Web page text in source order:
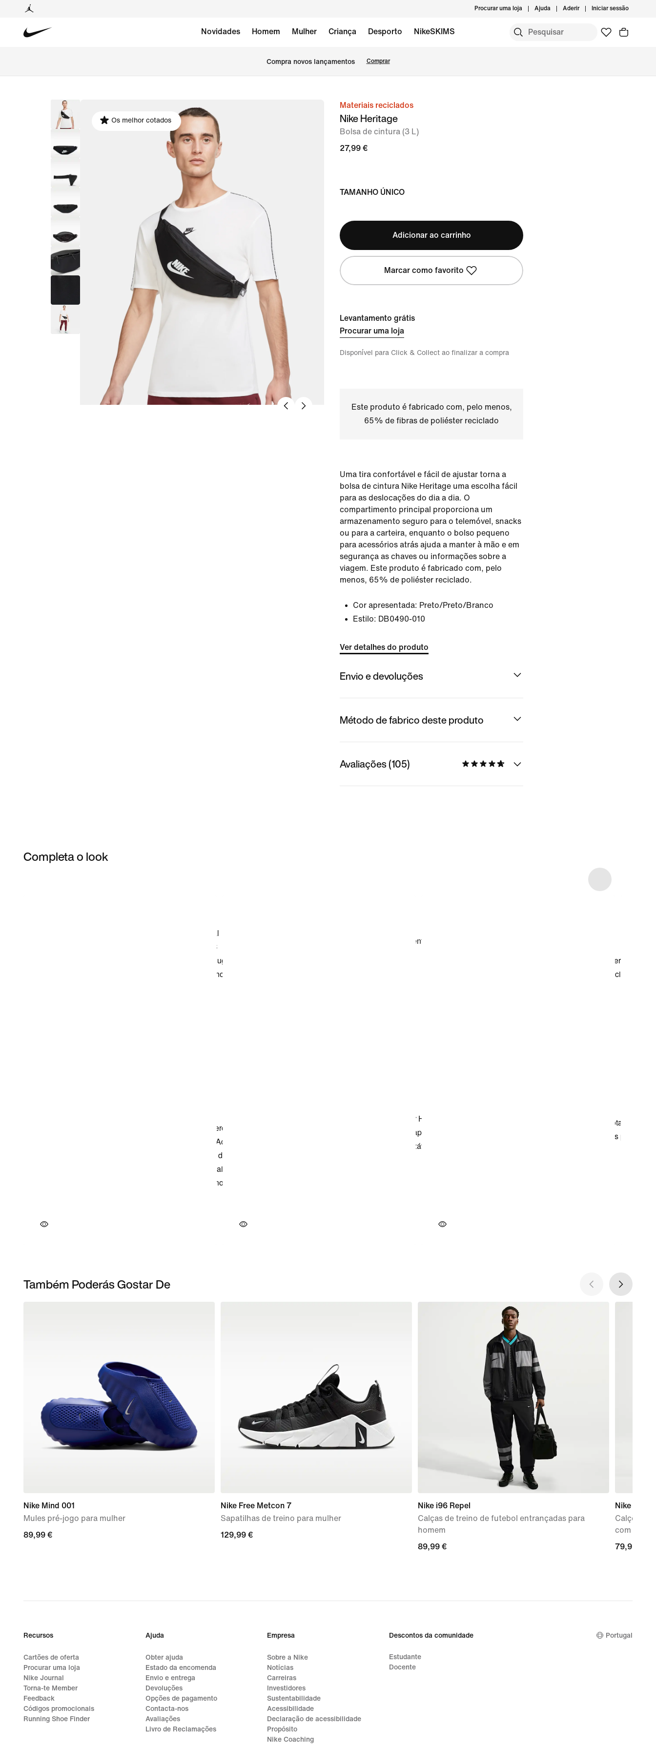
Procurar uma loja Ajuda Aderir Iniciar sessão
Novidades Homem Mulher Criança Desporto NikeSKIMS
Compra novos lançamentos Comprar
imagem
Os melhor cotados
Materiais reciclados
Nike Heritage
Bolsa de cintura (3 L)
27,99 €
TAMANHO ÚNICO
Adicionar ao carrinho
Marcar como favorito
Levantamento grátis
Procurar uma loja
Disponível para Click & Collect ao finalizar a compra
Este produto é fabricado com, pelo menos,
65% de fibras de poliéster reciclado
Uma tira confortável e fácil de ajustar torna a
bolsa de cintura Nike Heritage uma escolha fácil
para as deslocações do dia a dia. O
compartimento principal proporciona um
armazenamento seguro para o telemóvel, snacks
ou para a carteira, enquanto o bolso pequeno
para acessórios atrás ajuda a manter à mão e em
segurança as chaves ou informações sobre a
viagem. Este produto é fabricado com, pelo
menos, 65% de poliéster reciclado.
Cor apresentada: Preto/Preto/Branco
Estilo: DB0490-010
Ver detalhes do produto
Envio e devoluções
Método de fabrico deste produto
Avaliações (105)
Completa o look
Também Poderás Gostar De
Nike Mind 001
Mules pré-jogo para mulher
89,99
89,99 €
Nike Free Metcon 7
Sapatilhas de treino para mulher
129,99
129,99 €
Nike i96 Repel
Calças de treino de futebol entrançadas para
homem
89,99
89,99 €
Nike
Calções
com
79,99
79,99 €
Recursos
Cartões de oferta
Procurar uma loja
Nike Journal
Torna-te Member
Feedback
Códigos promocionais
Running Shoe Finder
Ajuda
Obter ajuda
Estado da encomenda
Envio e entrega
Devoluções
Opções de pagamento
Contacta-nos
Avaliações
Livro de Reclamações
Empresa
Sobre a Nike
Notícias
Carreiras
Investidores
Sustentabilidade
Acessibilidade
Declaração de acessibilidade
Propósito
Nike Coaching
Descontos da comunidade
Estudante
Docente
Portugal